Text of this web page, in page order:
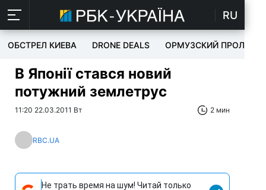
RU
ОБСТРЕЛ КИЕВА DRONE DEALS ОРМУЗСКИЙ ПРОЛИВ
В Японії стався новий
потужний землетрус
11:20 22.03.2011 Вт 2 мин
RBC.UA
Не трать время на шум! Читай только